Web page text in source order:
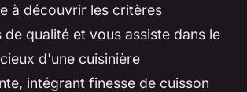
à découvrir les critères
de qualité et vous assiste dans le
d'une cuisinière
intégrant finesse de cuisson